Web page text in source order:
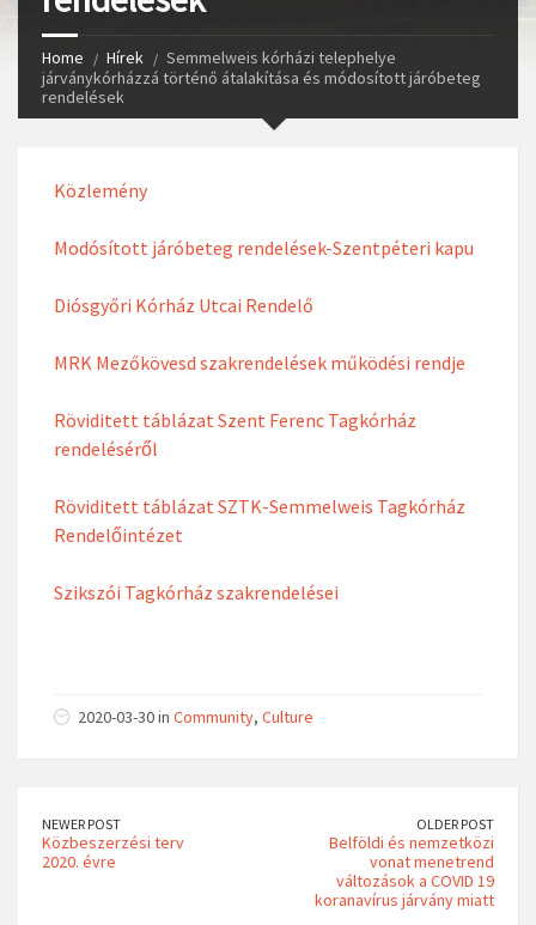
Home Hírek
Semmelweis kórházi telephelye
járványkórházzá történő átalakítása és módosított járóbeteg
rendelések
Közlemény
Modósított járóbeteg rendelések-Szentpéteri kapu
Diósgyőri Kórház Utcai Rendelő
MRK Mezőkövesd szakrendelések működési rendje
Röviditett táblázat Szent Ferenc Tagkórház
rendeléséről
Röviditett táblázat SZTK-Semmelweis Tagkórház
Rendelőintézet
Szikszói Tagkórház szakrendelései
2020-03-30 in Community, Culture
NEWER POST
Közbeszerzési terv
2020. évre
OLDER POST
Belföldi és nemzetközi
vonat menetrend
változások a COVID 19
koranavírus járvány miatt